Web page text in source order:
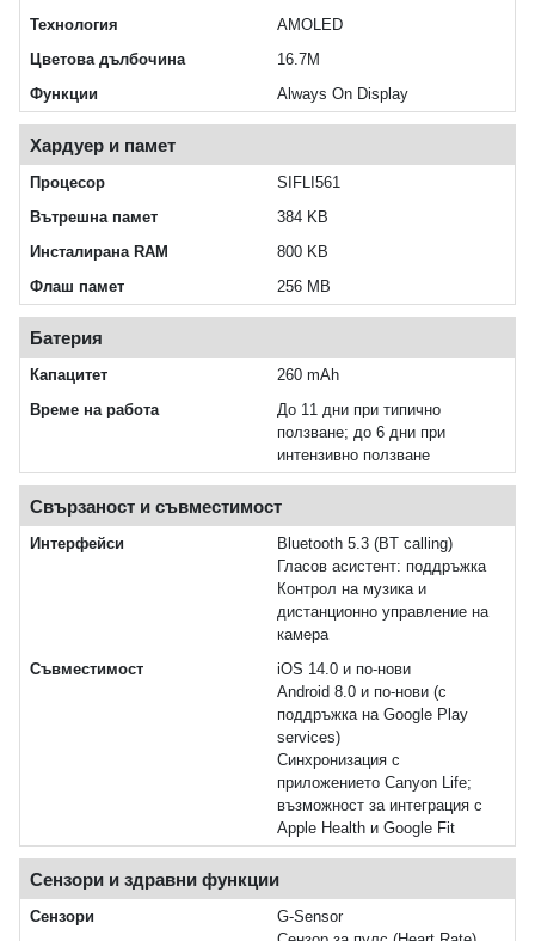
Технология
AMOLED
Цветова дълбочина
16.7M
Функции
Always On Display
Хардуер и памет
Процесор
SIFLI561
Вътрешна памет
384 KB
Инсталирана RAM
800 KB
Флаш памет
256 MB
Батерия
Капацитет
260 mAh
Време на работа
До 11 дни при типично
ползване; до 6 дни при
интензивно ползване
Свързаност и съвместимост
Интерфейси
Bluetooth 5.3 (BT calling)
Гласов асистент: поддръжка
Контрол на музика и
дистанционно управление на
камера
Съвместимост
iOS 14.0 и по-нови
Android 8.0 и по-нови (с
поддръжка на Google Play
services)
Синхронизация с
приложението Canyon Life;
възможност за интеграция с
Apple Health и Google Fit
Сензори и здравни функции
Сензори
G-Sensor